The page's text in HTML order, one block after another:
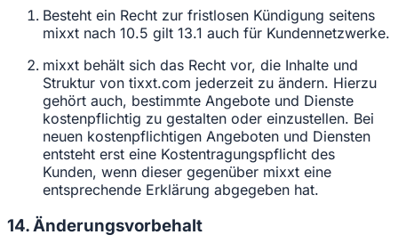
Besteht ein Recht zur fristlosen Kündigung seitens
mixxt nach 10.5 gilt 13.1 auch für Kundennetzwerke.
mixxt behält sich das Recht vor, die Inhalte und
Struktur von tixxt.com jederzeit zu ändern. Hierzu
gehört auch, bestimmte Angebote und Dienste
kostenpflichtig zu gestalten oder einzustellen. Bei
neuen kostenpflichtigen Angeboten und Diensten
entsteht erst eine Kostentragungspflicht des
Kunden, wenn dieser gegenüber mixxt eine
entsprechende Erklärung abgegeben hat.
14. Änderungsvorbehalt